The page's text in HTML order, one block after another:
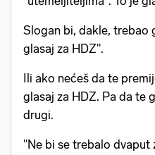
Slogan bi, dakle, trebao
glasaj za HDZ".
Ili ako nećeš da te
glasaj za HDZ. Pa da te
drugi.
"Ne bi se trebalo dvaput